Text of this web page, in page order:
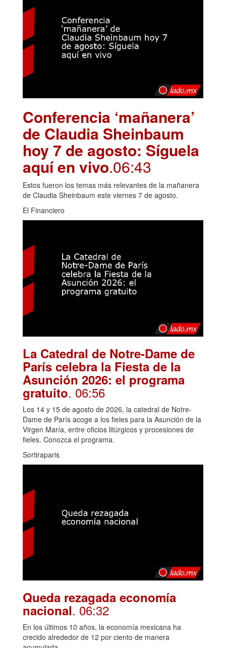
Conferencia ‘mañanera’
de Claudia Sheinbaum
hoy 7 de agosto: Síguela
aquí en vivo.06:43
Estos fueron los temas más relevantes de la mañanera
de Claudia Sheinbaum este viernes 7 de agosto.
El Financiero
La Catedral de Notre-Dame de
París celebra la Fiesta de la
Asunción 2026: el programa
gratuito. 06:56
Los 14 y 15 de agosto de 2026, la catedral de Notre-
Dame de París acoge a los fieles para la Asunción de la
Virgen María, entre oficios litúrgicos y procesiones de
fieles. Conozca el programa.
Sortiraparis
Queda rezagada economía
nacional. 06:32
En los últimos 10 años, la economía mexicana ha
crecido alrededor de 12 por ciento de manera